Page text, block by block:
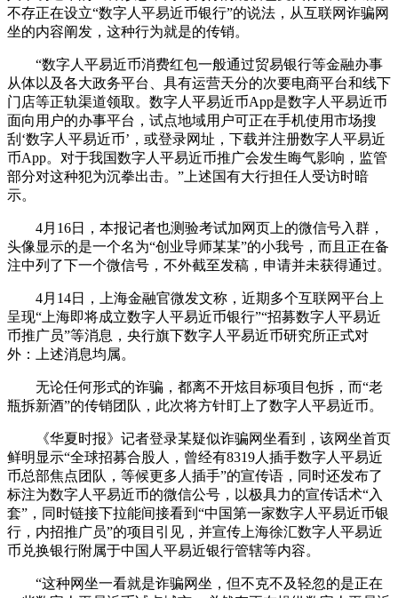
不存正在设立“数字人平易近币银行”的说法，从互联网诈骗网
坐的内容阐发，这种行为就是的传销。
“数字人平易近币消费红包一般通过贸易银行等金融办事
从体以及各大政务平台、具有运营天分的次要电商平台和线下
门店等正轨渠道领取。数字人平易近币App是数字人平易近币
面向用户的办事平台，试点地域用户可正在手机使用市场搜
刮‘数字人平易近币’，或登录网址，下载并注册数字人平易近
币App。对于我国数字人平易近币推广会发生晦气影响，监管
部分对这种犯为沉拳出击。”上述国有大行担任人受访时暗
示。
4月16日，本报记者也测验考试加网页上的微信号入群，
头像显示的是一个名为“创业导师某某”的小我号，而且正在备
注中列了下一个微信号，不外截至发稿，申请并未获得通过。
4月14日，上海金融官微发文称，近期多个互联网平台上
呈现“上海即将成立数字人平易近币银行”“招募数字人平易近
币推广员”等消息，央行旗下数字人平易近币研究所正式对
外：上述消息均属。
无论任何形式的诈骗，都离不开炫目标项目包拆，而“老
瓶拆新酒”的传销团队，此次将方针盯上了数字人平易近币。
《华夏时报》记者登录某疑似诈骗网坐看到，该网坐首页
鲜明显示“全球招募合股人，曾经有8319人插手数字人平易近
币总部焦点团队，等候更多人插手”的宣传语，同时还发布了
标注为数字人平易近币的微信公号，以极具力的宣传话术“入
套”，同时链接下拉能间接看到“中国第一家数字人平易近币银
行，内招推广员”的项目引见，并宣传上海徐汇数字人平易近
币兑换银行附属于中国人平易近银行管辖等内容。
“这种网坐一看就是诈骗网坐，但不克不及轻忽的是正在